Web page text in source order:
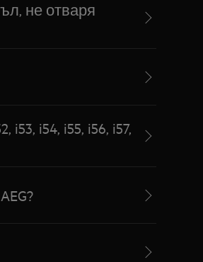
не отваря
i54, i55, i56, i57,